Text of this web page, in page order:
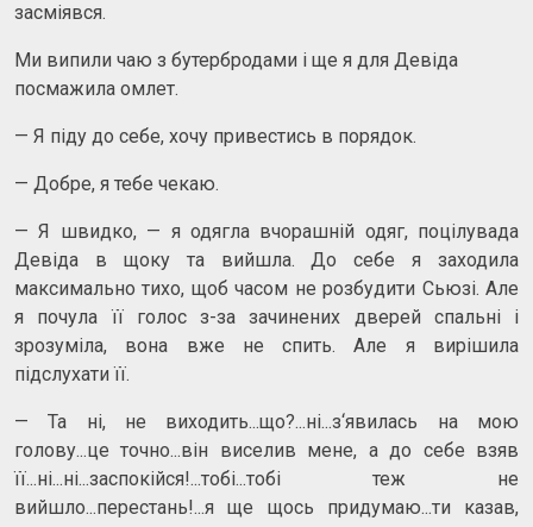
засміявся.
Ми випили чаю з бутербродами і ще я для Девіда
посмажила омлет.
— Я піду до себе, хочу привестись в порядок.
— Добре, я тебе чекаю.
— Я швидко, — я одягла вчорашній одяг, поцілувада
Девіда в щоку та вийшла. До себе я заходила
максимально тихо, щоб часом не розбудити Сьюзі. Але
я почула її голос з-за зачинених дверей спальні і
зрозуміла, вона вже не спить. Але я вирішила
підслухати її.
— Та ні, не виходить...що?...ні...з‘явилась на мою
голову...це точно...він виселив мене, а до себе взяв
її...ні...ні...заспокійся!...тобі...тобі теж не
вийшло...перестань!...я ще щось придумаю...ти казав,